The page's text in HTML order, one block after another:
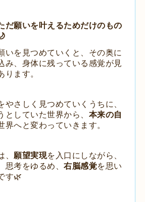
だ願いを叶えるためだけのもの
いを見つめていくと、 その奥に
み、 身体に残っている感覚が見
ります。
やさしく見つめていくうちに、
としていた世界から、 本来の自
界へと変わっていきます。
、 願望実現を入口にしながら、
思考をゆるめ、右脳感覚を思い
す🌿